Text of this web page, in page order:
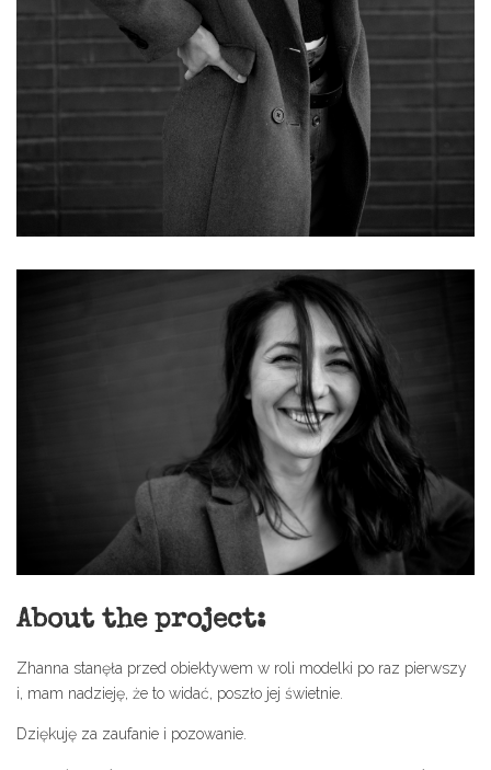
About the project:
Zhanna stanęła przed obiektywem w roli modelki po raz pierwszy
i, mam nadzieję, że to widać, poszło jej świetnie.
Dziękuję za zaufanie i pozowanie.